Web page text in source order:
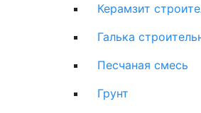
Керамзит
Галька
Песчаная смесь
Грунт